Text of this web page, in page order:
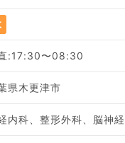
:17:30〜08:30
県木更津市